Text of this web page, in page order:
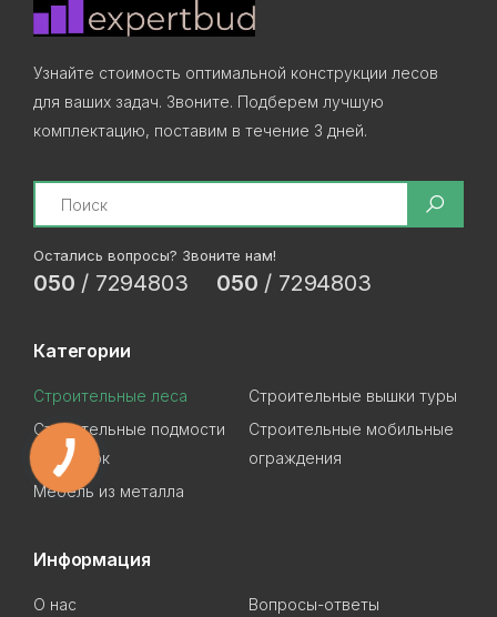
Узнайте стоимость оптимальной конструкции лесов
для ваших задач. Звоните. Подберем лучшую
комплектацию, поставим в течение 3 дней.
Search
Остались вопросы? Звоните нам!
050 / 7294803 050 / 7294803
Категории
Строительные леса
Строительные вышки туры
Строительные подмости
Мастерок
Строительные мобильные
ограждения
Мебель из металла
Информация
О нас
Вопросы-ответы